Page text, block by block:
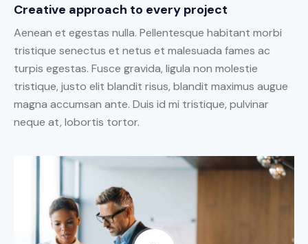
Creative approach to every project
Aenean et egestas nulla. Pellentesque habitant morbi
tristique senectus et netus et malesuada fames ac
turpis egestas. Fusce gravida, ligula non molestie
tristique, justo elit blandit risus, blandit maximus augue
magna accumsan ante. Duis id mi tristique, pulvinar
neque at, lobortis tortor.